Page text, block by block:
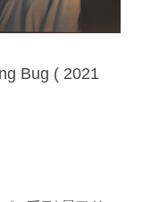
Bug ( 2021